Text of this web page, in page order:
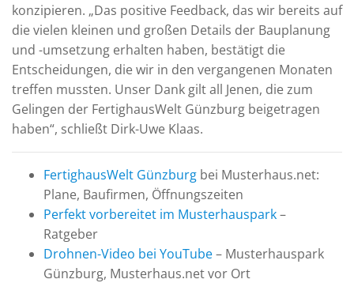
konzipieren. „Das positive Feedback, das wir bereits auf
die vielen kleinen und großen Details der Bauplanung
und -umsetzung erhalten haben, bestätigt die
Entscheidungen, die wir in den vergangenen Monaten
treffen mussten. Unser Dank gilt all Jenen, die zum
Gelingen der FertighausWelt Günzburg beigetragen
haben“, schließt Dirk-Uwe Klaas.
FertighausWelt Günzburg bei Musterhaus.net:
Plane, Baufirmen, Öffnungszeiten
Perfekt vorbereitet im Musterhauspark–
Ratgeber
Drohnen-Video bei YouTube– Musterhauspark
Günzburg, Musterhaus.net vor Ort